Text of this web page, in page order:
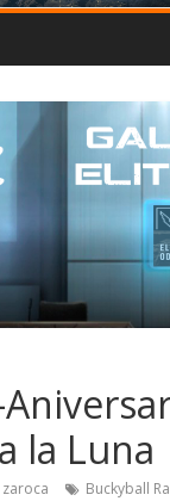
la Luna
zaroca Buckyball